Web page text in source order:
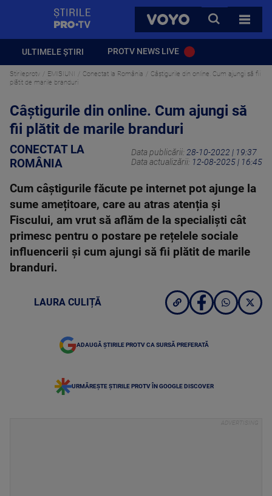
VOYO
CAUTA
TOATE
ULTIMELE ȘTIRI PROTV NEWS LIVE
Stirileprotv EMISIUNI Conectat la România
Câștigurile din online. Cum ajungi să fii
plătit de marile branduri
Câștigurile din online. Cum ajungi să
fii plătit de marile branduri
CONECTAT LA
ROMÂNIA
Data publicării: 28-10-2022 | 19:37
Data actualizării: 12-08-2025 | 16:45
Cum câștigurile făcute pe internet pot ajunge la
sume amețitoare, care au atras atenția și
Fiscului, am vrut să aflăm de la specialiști cât
primesc pentru o postare pe rețelele sociale
influencerii și cum ajungi să fii plătit de marile
branduri.
LAURA CULIȚĂ
ADAUGĂ ȘTIRILE PROTV CA SURSĂ PREFERATĂ
URMĂREȘTE ȘTIRILE PROTV ÎN GOOGLE DISCOVER